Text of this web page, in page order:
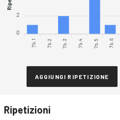
2
0
7b.1 7b.2 7b.3 7b.4 7b.5 7b.6
AGGIUNGI RIPETIZIONE
Ripetizioni